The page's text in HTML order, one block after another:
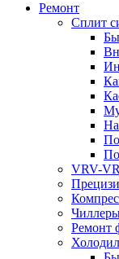
Ремонт
Сплит
VRV-
Ремонт